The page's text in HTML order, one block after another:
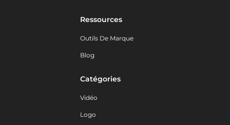
Ressources
Outils De Marque
Blog
Catégories
Vidéo
Logo